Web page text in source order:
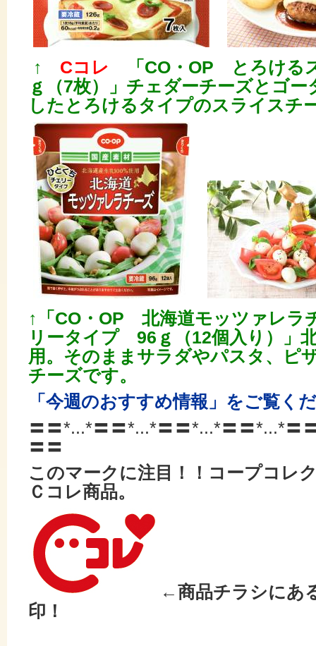
↑ Cコレ 「CO・OP とろける
ｇ（7枚）」チェダーチーズとゴ
したとろけるタイプのスライスチ
↑「CO・OP 北海道モッツァレラ
リータイプ 96ｇ（12個入り）」
用。そのままサラダやパスタ、ピ
チーズです。
「今週のおすすめ情報」をご覧く
〓〓*...*〓〓*...*〓〓*...*〓〓*...*〓
〓〓
このマークに注目！！コープコレ
Ｃコレ商品。
←商品チラシにあ
印！